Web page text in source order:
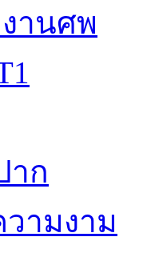
านศพ
าก
ามงาม